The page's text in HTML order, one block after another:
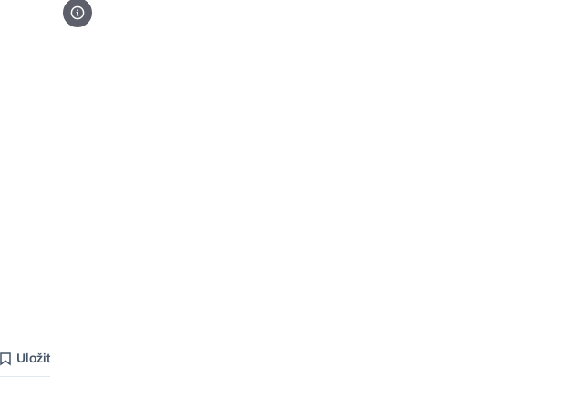
Foto Jamel Toppin pro Forbes US
Uložit